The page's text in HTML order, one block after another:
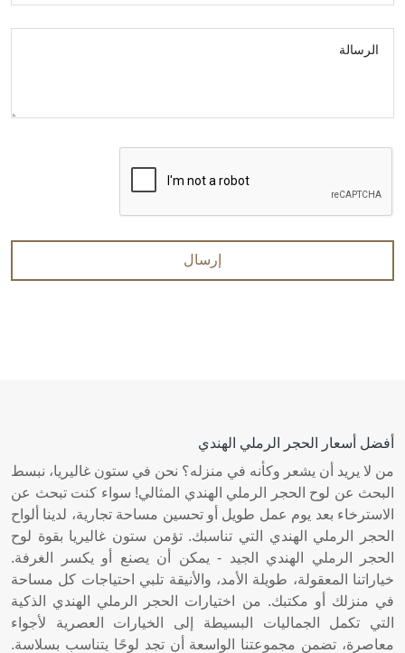
الرسالة
إرسال
أفضل أسعار الحجر الرملي الهندي
من لا يريد أن يشعر وكأنه في منزله؟ نحن في ستون غاليريا، نبسط
البحث عن لوح الحجر الرملي الهندي المثالي! سواء كنت تبحث عن
الاسترخاء بعد يوم عمل طويل أو تحسين مساحة تجارية، لدينا ألواح
الحجر الرملي الهندي التي تناسبك. تؤمن ستون غاليريا بقوة لوح
الحجر الرملي الهندي الجيد - يمكن أن يصنع أو يكسر الغرفة.
خياراتنا المعقولة، طويلة الأمد، والأنيقة تلبي احتياجات كل مساحة
في منزلك أو مكتبك. من اختيارات الحجر الرملي الهندي الذكية
التي تكمل الجماليات البسيطة إلى الخيارات العصرية لأجواء
معاصرة، تضمن مجموعتنا الواسعة أن تجد لوحًا يتناسب بسلاسة.